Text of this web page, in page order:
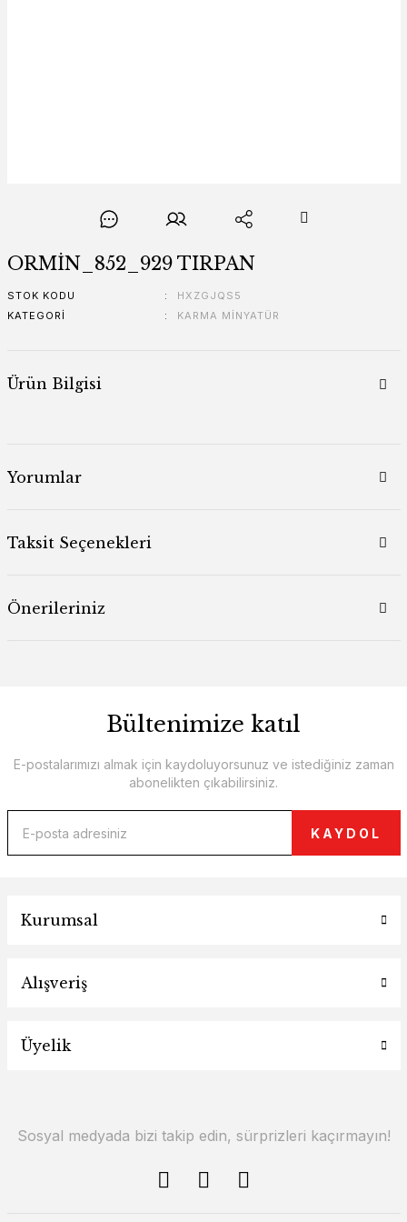
ORMİN_852_929 TIRPAN
STOK KODU
HXZGJQS5
KATEGORI
KARMA MİNYATÜR
Ürün Bilgisi
Yorumlar
Taksit Seçenekleri
Önerileriniz
Bültenimize katıl
E-postalarımızı almak için kaydoluyorsunuz ve istediğiniz zaman
abonelikten çıkabilirsiniz.
KAYDOL
Kurumsal
Alışveriş
Üyelik
Sosyal medyada bizi takip edin, sürprizleri kaçırmayın!